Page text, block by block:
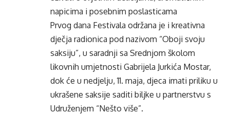
napicima i posebnim poslasticama
Prvog dana Festivala održana je i kreativna
dječja radionica pod nazivom “Oboji svoju
saksiju”, u saradnji sa Srednjom školom
likovnih umjetnosti Gabrijela Jurkića Mostar,
dok će u nedjelju, 11. maja, djeca imati priliku u
ukrašene saksije saditi biljke u partnerstvu s
Udruženjem “Nešto više”.